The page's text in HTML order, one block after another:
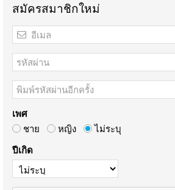
สมัครสมาชิกใหม่
เพศ
ชาย
หญิง ไม่ระบุ
ปีเกิด